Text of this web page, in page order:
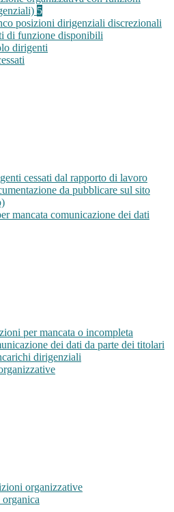
5
posizioni dirigenziali discrezionali
di funzione disponibili
dirigenti
cessati dal rapporto di lavoro
da pubblicare sul sito
mancata comunicazione dei dati
per mancata o incompleta
dei dati da parte dei titolari
dirigenziali
organizzative